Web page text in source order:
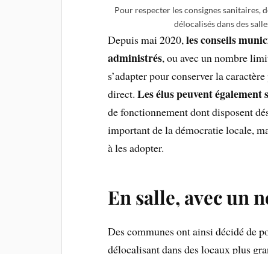
Pour respecter les consignes sanitaires,
délocalisés dans des
Depuis mai 2020,les conseils
administrés, ou avec un nombre
s’adapter pour conserver la
direct.Les élus peuvent
de fonctionnement dont disposent
important de la démocratie locale,
à les adopter.
En salle, avec un
Des communes ont ainsi décidé de
délocalisant dans des locaux plus